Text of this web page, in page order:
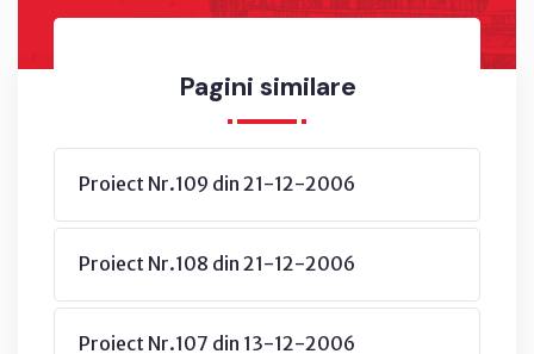
Pagini similare
Proiect Nr.109 din 21-12-2006
Proiect Nr.108 din 21-12-2006
Proiect Nr.107 din 13-12-2006